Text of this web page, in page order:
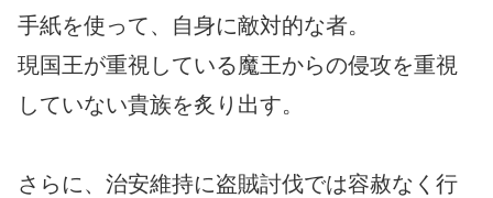
手紙を使って、自身に敵対的な者。
現国王が重視している魔王からの侵攻を重視
していない貴族を炙り出す。
さらに、治安維持に盗賊討伐では容赦なく行